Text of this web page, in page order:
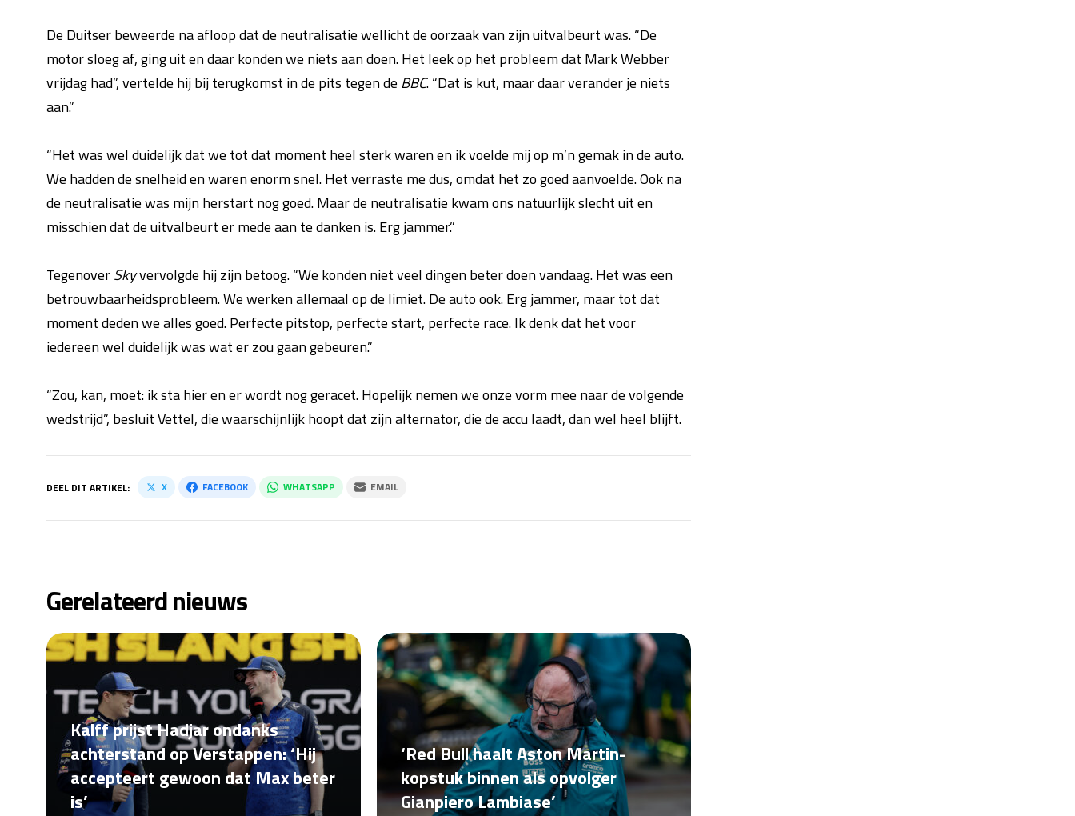
De Duitser beweerde na afloop dat de neutralisatie wellicht de oorzaak van zijn uitvalbeurt was. “De
motor sloeg af, ging uit en daar konden we niets aan doen. Het leek op het probleem dat Mark Webber
vrijdag had”, vertelde hij bij terugkomst in de pits tegen de BBC. “Dat is kut, maar daar verander je niets
aan.”
“Het was wel duidelijk dat we tot dat moment heel sterk waren en ik voelde mij op m’n gemak in de auto.
We hadden de snelheid en waren enorm snel. Het verraste me dus, omdat het zo goed aanvoelde. Ook na
de neutralisatie was mijn herstart nog goed. Maar de neutralisatie kwam ons natuurlijk slecht uit en
misschien dat de uitvalbeurt er mede aan te danken is. Erg jammer.”
TegenoverSkyvervolgde hij zijn betoog. “We konden niet veel dingen beter doen vandaag. Het was een
betrouwbaarheidsprobleem. We werken allemaal op de limiet. De auto ook. Erg jammer, maar tot dat
moment deden we alles goed. Perfecte pitstop, perfecte start, perfecte race. Ik denk dat het voor
iedereen wel duidelijk was wat er zou gaan gebeuren.”
“Zou, kan, moet: ik sta hier en er wordt nog geracet. Hopelijk nemen we onze vorm mee naar de volgende
wedstrijd”, besluit Vettel, die waarschijnlijk hoopt dat zijn alternator, die de accu laadt, dan wel heel blijft.
DEEL DIT ARTIKEL: X FACEBOOK WHATSAPP EMAIL
Gerelateerd nieuws
Kalff prijst Hadjar ondanks
achterstand op Verstappen: ‘Hij
accepteert gewoon dat Max beter
is’
‘Red Bull haalt Aston Martin-
kopstuk binnen als opvolger
Gianpiero Lambiase’